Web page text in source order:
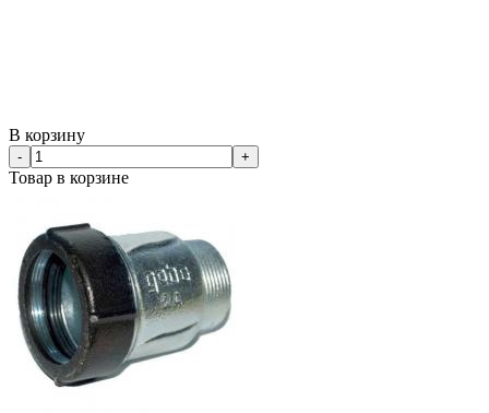
В корзину
- +
Товар в корзине